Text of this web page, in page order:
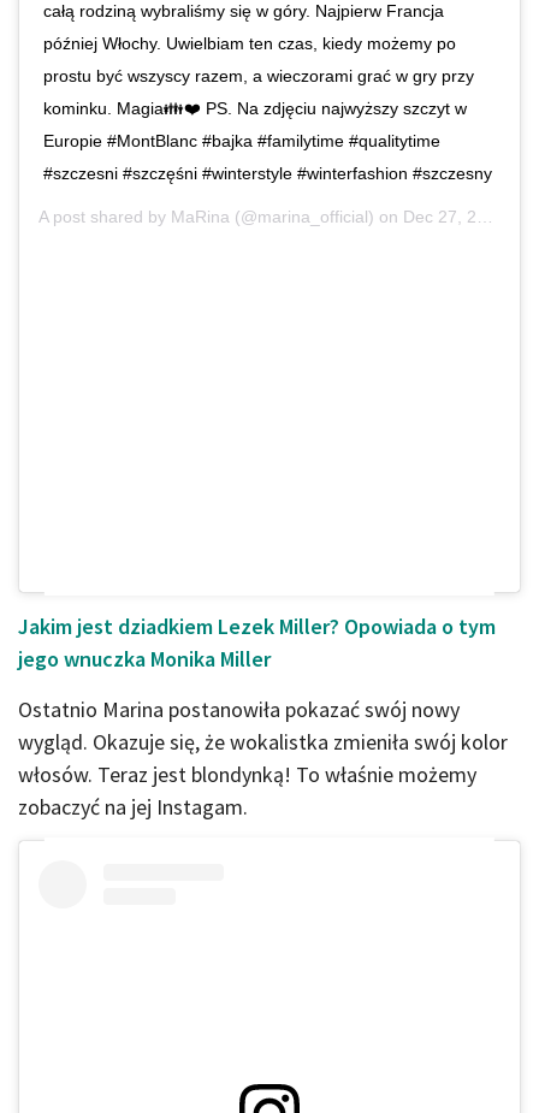
całą rodziną wybraliśmy się w góry. Najpierw Francja
później Włochy. Uwielbiam ten czas, kiedy możemy po
prostu być wszyscy razem, a wieczorami grać w gry przy
kominku. Magia👪❤️ PS. Na zdjęciu najwyższy szczyt w
Europie #MontBlanc #bajka #familytime #qualitytime
#szczesni #szczęśni #winterstyle #winterfashion #szczesny
A post shared by MaRina (@marina_official) on Dec 27, 2019 at 8:38am PST
Jakim jest dziadkiem Lezek Miller? Opowiada o tym
jego wnuczka Monika Miller
Ostatnio Marina postanowiła pokazać swój nowy
wygląd. Okazuje się, że wokalistka zmieniła swój kolor
włosów. Teraz jest blondynką! To właśnie możemy
zobaczyć na jej Instagam.